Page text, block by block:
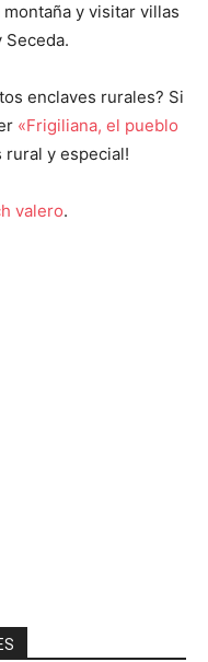
y visitar villas
Seceda.
enclaves rurales? Si
«Frigiliana, el pueblo
rural y especial!
valero.